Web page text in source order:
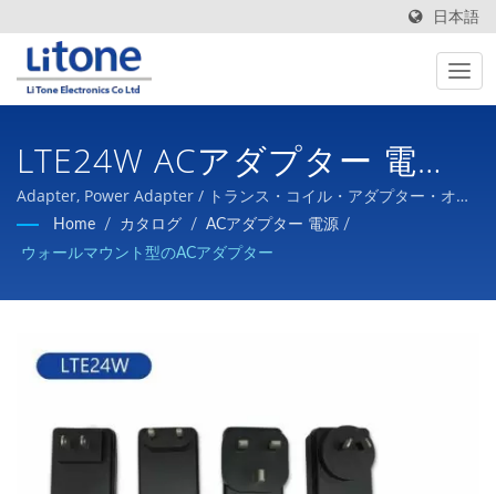
日本語
LTE24W ACアダプター 電
源 壁式
Adapter, Power Adapter / トランス・コイル・アダプター・オー
プン電源・カスタム電源、バッテリ充電器などの開発、設計、製
造と販売
Home / カタログ / ACアダプター 電源 /
ウォールマウント型のACアダプター